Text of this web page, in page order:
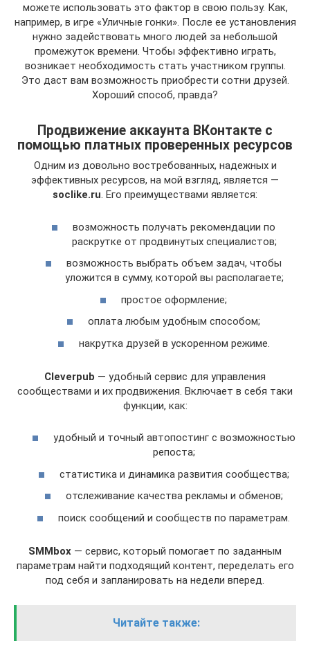
можете использовать это фактор в свою пользу. Как,
например, в игре «Уличные гонки». После ее установления
нужно задействовать много людей за небольшой
промежуток времени. Чтобы эффективно играть,
возникает необходимость стать участником группы.
Это даст вам возможность приобрести сотни друзей.
Хороший способ, правда?
Продвижение аккаунта ВКонтакте с
помощью платных проверенных ресурсов
Одним из довольно востребованных, надежных и
эффективных ресурсов, на мой взгляд, является —
soclike.ru. Его преимуществами является:
возможность получать рекомендации по
раскрутке от продвинутых специалистов;
возможность выбрать объем задач, чтобы
уложится в сумму, которой вы располагаете;
простое оформление;
оплата любым удобным способом;
накрутка друзей в ускоренном режиме.
Cleverpub — удобный сервис для управления
сообществами и их продвижения. Включает в себя таки
функции, как:
удобный и точный автопостинг с возможностью
репоста;
статистика и динамика развития сообщества;
отслеживание качества рекламы и обменов;
поиск сообщений и сообществ по параметрам.
SMMbox — сервис, который помогает по заданным
параметрам найти подходящий контент, переделать его
под себя и запланировать на недели вперед.
Читайте также: